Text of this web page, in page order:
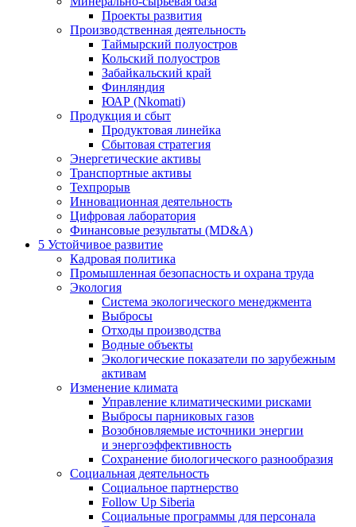
Проекты развития
Производственная деятельность
Таймырский полуостров
Кольский полуостров
Забайкальский край
Финляндия
ЮАР (Nkomati)
Продукция и сбыт
Продуктовая линейка
Сбытовая стратегия
Энергетические активы
Транспортные активы
Техпрорыв
Инновационная деятельность
Цифровая лаборатория
Финансовые результаты (MD&A)
5 Устойчивое развитие
Кадровая политика
Промышленная безопасность и охрана труда
Экология
Система экологического менеджмента
Выбросы
Отходы производства
Водные объекты
Экологические показатели по зарубежным
активам
Изменение климата
Управление климатическими рисками
Выбросы парниковых газов
Возобновляемые источники энергии
и энергоэффективность
Сохранение биологического разнообразия
Социальная деятельность
Социальное партнерство
Follow Up Siberia
Социальные программы для персонала